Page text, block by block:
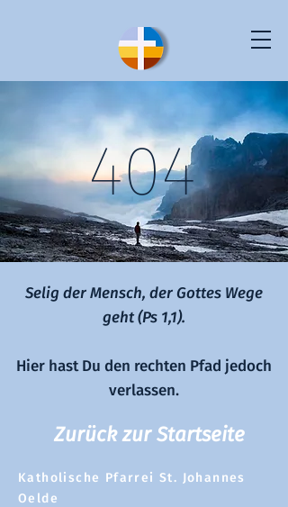
404
Selig der Mensch, der Gottes Wege
geht (Ps 1,1).
Hier hast Du den rechten Pfad jedoch
verlassen.
Zurück zur Startseite
Katholische Pfarrei St. Johannes
Oelde